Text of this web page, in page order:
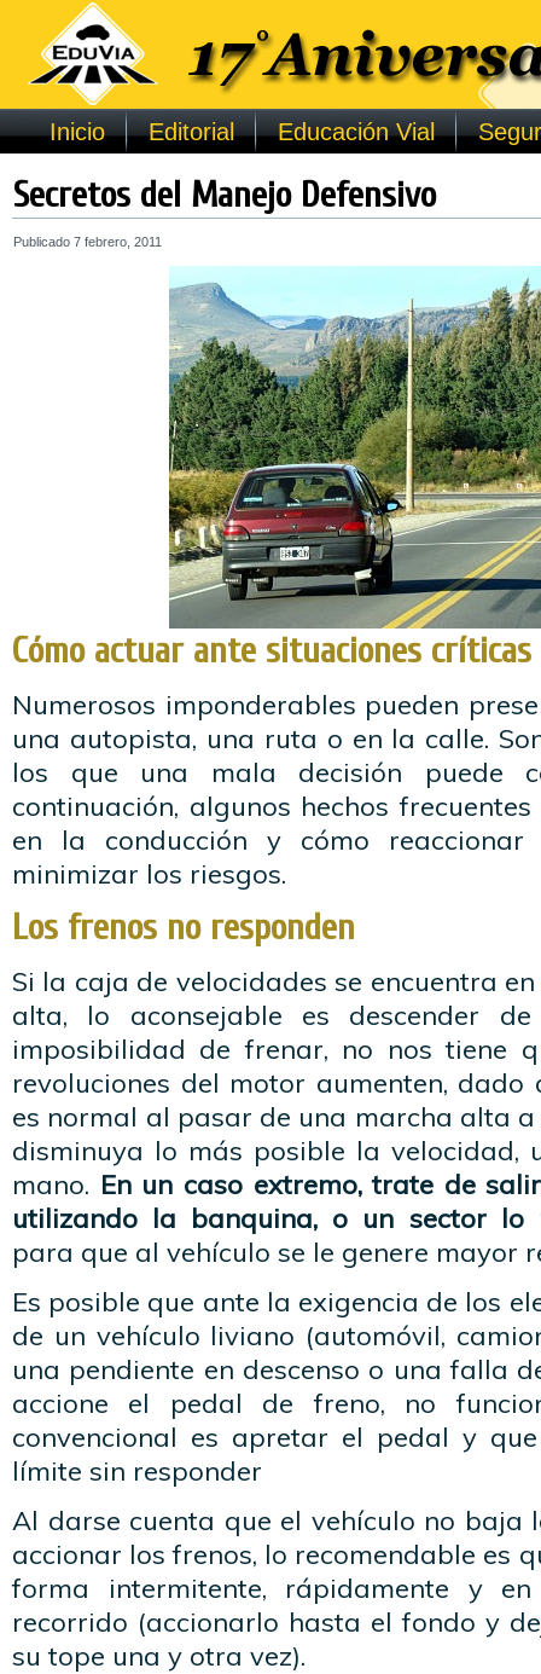
Inicio Editorial Educación Vial
Secretos del Manejo Defensivo
Publicado 7 febrero, 2011
Cómo actuar ante situaciones críticas
Numerosos imponderables pueden
una autopista, una ruta o en la calle.
los que una mala decisión puede
continuación, algunos hechos
en la conducción y cómo reaccionar
minimizar los riesgos.
Los frenos no responden
Si la caja de velocidades se encuentra
alta, lo aconsejable es descender
imposibilidad de frenar, no nos tiene
revoluciones del motor aumenten, dado
es normal al pasar de una marcha alta
disminuya lo más posible la velocidad,
mano. En un caso extremo, trate de
utilizando la banquina, o un sector lo
para que al vehículo se le genere mayor
Es posible que ante la exigencia de los
de un vehículo liviano (automóvil,
una pendiente en descenso o una falla
accione el pedal de freno, no
convencional es apretar el pedal y
límite sin responder
Al darse cuenta que el vehículo no baja
accionar los frenos, lo recomendable es
forma intermitente, rápidamente y
recorrido (accionarlo hasta el fondo y
su tope una y otra vez).